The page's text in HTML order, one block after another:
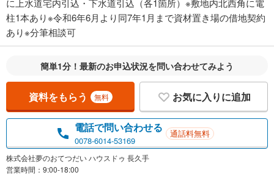
柱1本あり※令和6年6月より同7年1月まで資材置き場の借地契約
あり※分筆相談可
簡単1分！最新のお申込状況を問い合わせてみよう
資料をもらう 無料 お気に入りに追加
電話で問い合わせる
0078-6014-53169
通話料無料
株式会社夢のおてつだい ハウスドゥ 長久手
営業時間：9:00-18:00